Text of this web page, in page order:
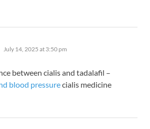
says:
July 14, 2025 at 3:50 pm
between cialis and tadalafil –
blood pressurecialis medicine